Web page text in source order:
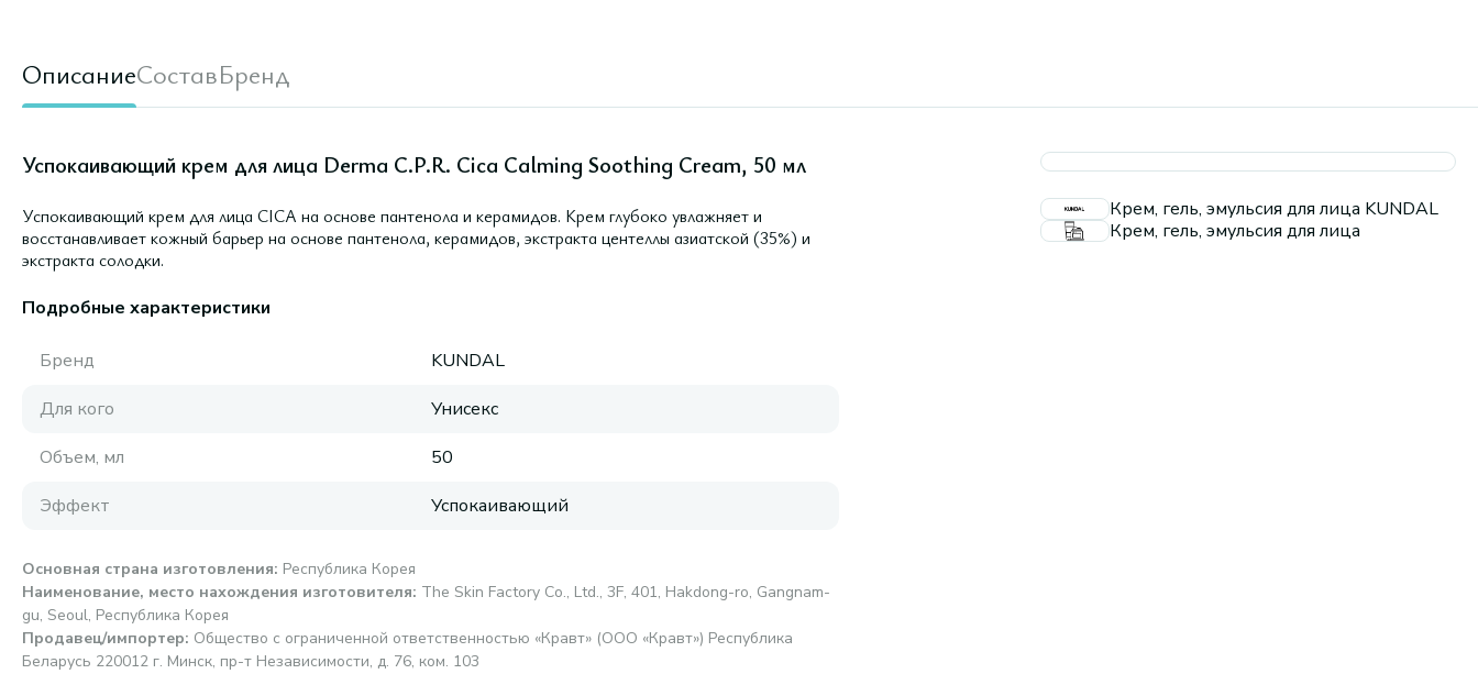
ОписаниеСоставБренд
Успокаивающий крем для лица Derma C.P.R. Cica Calming Soothing Cream, 50 мл
Успокаивающий крем для лица CICA на основе пантенола и керамидов. Крем глубоко увлажняет и
восстанавливает кожный барьер на основе пантенола, керамидов, экстракта центеллы азиатской (35%) и
экстракта солодки.
Подробные характеристики
Бренд
KUNDAL
Для кого
Унисекс
Объем, мл
50
Эффект
Успокаивающий
Основная страна изготовления: Республика Корея
Наименование, место нахождения изготовителя: The Skin Factory Co., Ltd., 3F, 401, Hakdong-ro, Gangnam-
gu, Seoul, Республика Корея
Продавец/импортер: Общество с ограниченной ответственностью «Кравт» (ООО «Кравт») Республика
Беларусь 220012 г. Минск, пр-т Независимости, д. 76, ком. 103
Крем, гель, эмульсия для лица KUNDAL
Крем, гель, эмульсия для лица